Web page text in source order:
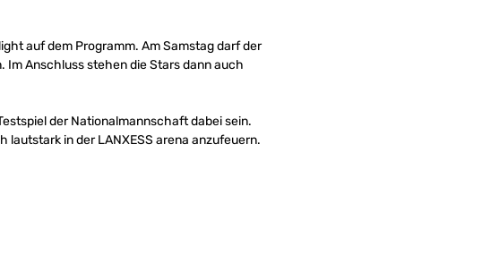
auf dem Programm. Am Samstag darf der
Anschluss stehen die Stars dann auch
der Nationalmannschaft dabei sein.
lautstark in der LANXESS arena anzufeuern.